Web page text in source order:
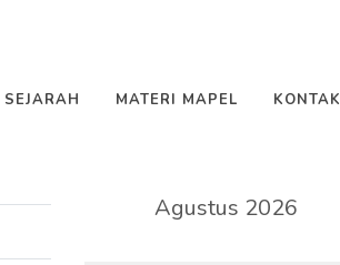
SEJARAH MATERI MAPEL KONTAK
Agustus 2026